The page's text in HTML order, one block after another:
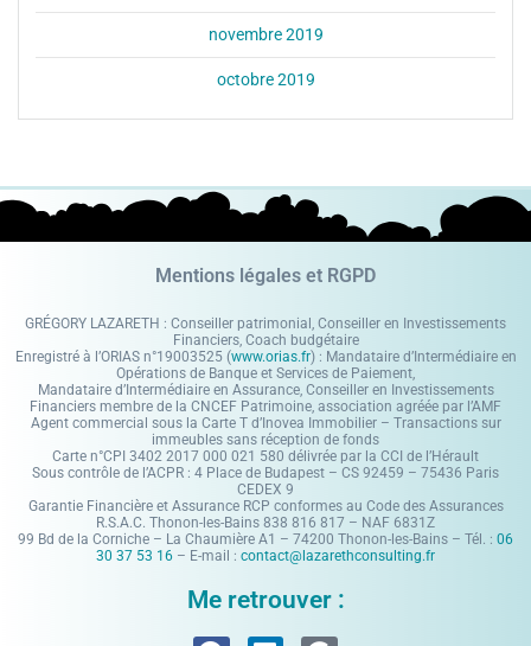
novembre 2019
octobre 2019
Mentions légales et RGPD
GRÉGORY LAZARETH : Conseiller patrimonial, Conseiller en Investissements
Financiers, Coach budgétaire
Enregistré à l’ORIAS n°19003525 (www.orias.fr) : Mandataire d’Intermédiaire en
Opérations de Banque et Services de Paiement,
Mandataire d’Intermédiaire en Assurance, Conseiller en Investissements
Financiers membre de la CNCEF Patrimoine, association agréée par l’AMF
Agent commercial sous la Carte T d’Inovea Immobilier – Transactions sur
immeubles sans réception de fonds
Carte n°CPI 3402 2017 000 021 580 délivrée par la CCI de l’Hérault
Sous contrôle de l’ACPR : 4 Place de Budapest – CS 92459 – 75436 Paris
CEDEX 9
Garantie Financière et Assurance RCP conformes au Code des Assurances
R.S.A.C. Thonon-les-Bains 838 816 817 – NAF 6831Z
99 Bd de la Corniche – La Chaumière A1 – 74200 Thonon-les-Bains – Tél. : 06
30 37 53 16 – E-mail : contact@lazarethconsulting.fr
Me retrouver :